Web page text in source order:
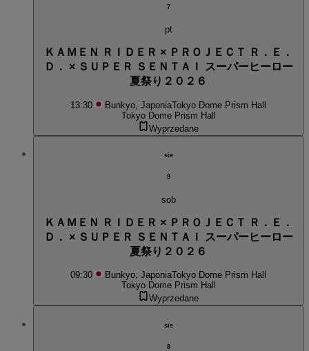
7
pt
ＫＡＭＥＮ ＲＩＤＥＲ × ＰＲＯＪＥＣＴ Ｒ．Ｅ．
Ｄ． × ＳＵＰＥＲ ＳＥＮＴＡＩ スーパーヒーロー
夏祭り２０２６
13:30 Bunkyo, JaponiaTokyo Dome Prism Hall
Tokyo Dome Prism Hall
Wyprzedane
sie
8
sob
ＫＡＭＥＮ ＲＩＤＥＲ × ＰＲＯＪＥＣＴ Ｒ．Ｅ．
Ｄ． × ＳＵＰＥＲ ＳＥＮＴＡＩ スーパーヒーロー
夏祭り２０２６
09:30 Bunkyo, JaponiaTokyo Dome Prism Hall
Tokyo Dome Prism Hall
Wyprzedane
sie
8